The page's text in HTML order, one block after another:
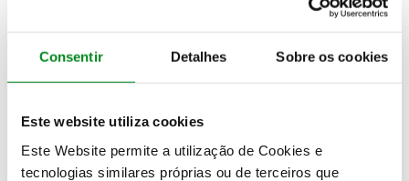
Consentir Detalhes Sobre os cookies
Este website utiliza cookies
Este Website permite a utilização de Cookies e
tecnologias similares próprias ou de terceiros que